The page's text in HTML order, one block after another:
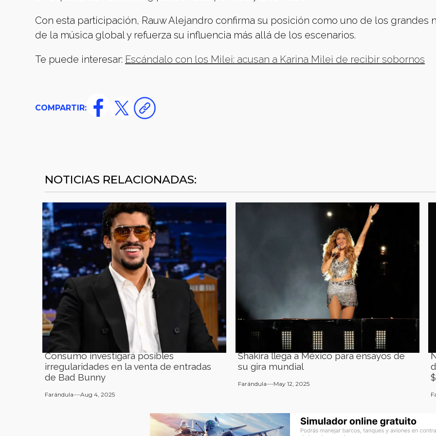
Con esta participación, Rauw Alejandro confirma su posición como uno de los grandes
de la música global y refuerza su influencia más allá de los escenarios.
Te puede interesar: Escándalo con los Milei: acusan a Karina Milei de recibir sobornos
COMPARTIR:
NOTICIAS RELACIONADAS:
Consumo investigará posibles
irregularidades en la venta de entradas
de Bad Bunny
Farándula Aug 4, 2025
Shakira llega a México para ensayos de
su gira mundial
Farándula May 12, 2025